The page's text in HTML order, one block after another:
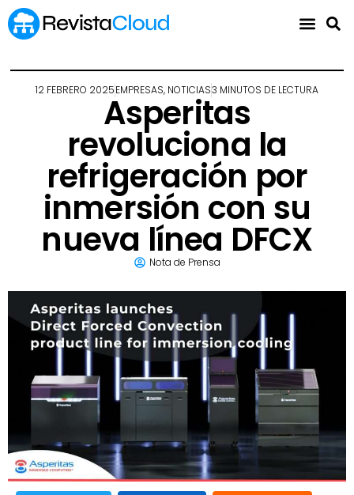
12 FEBRERO 2025EMPRESAS, NOTICIAS3 MINUTOS DE LECTURA
Asperitas
revoluciona la
refrigeración por
inmersión con su
nueva línea DFCX
Nota de Prensa